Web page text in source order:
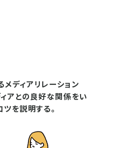
ディアリレーション
ィアとの良好な関係をい
ツを説明する。